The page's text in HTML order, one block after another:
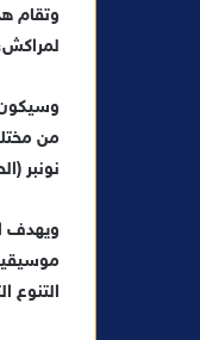
وتقام
نونبر
التنوع